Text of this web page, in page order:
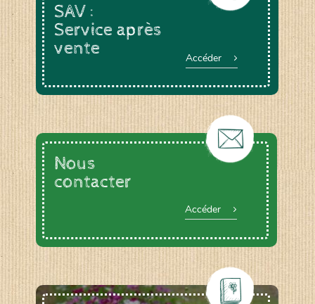
SAV :
Service après
vente
Accéder
Nous
contacter
Accéder